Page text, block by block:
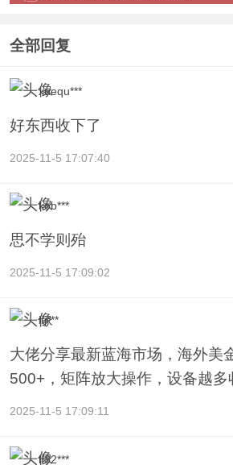
全部回复
xuequ***
好东西收下了
2025-11-5 17:07:40
kob***
思不学则殆
2025-11-5 17:09:02
itj***
大佬分享最新蓝海市场，海外美
500+，矩阵放大操作，设备越多
2025-11-5 17:09:11
lf32***